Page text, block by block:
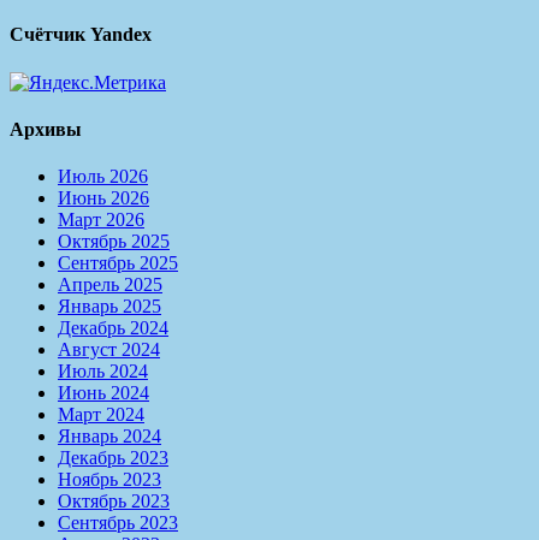
Счётчик Yandex
Архивы
Июль 2026
Июнь 2026
Март 2026
Октябрь 2025
Сентябрь 2025
Апрель 2025
Январь 2025
Декабрь 2024
Август 2024
Июль 2024
Июнь 2024
Март 2024
Январь 2024
Декабрь 2023
Ноябрь 2023
Октябрь 2023
Сентябрь 2023